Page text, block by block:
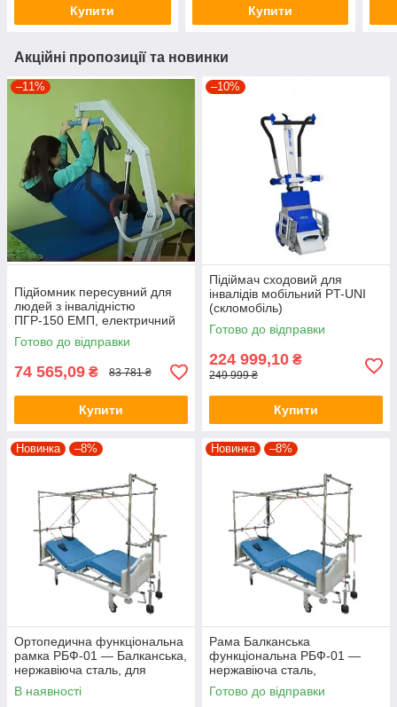
Купити Купити
Акційні пропозиції та новинки
–11%
Підйомник пересувний для
людей з інвалідністю
ПГР-150 ЕМП, електричний
привід, Норма Трейд
Готово до відправки
74 565,09 ₴ 83 781 ₴
Купити
–10%
Підіймач сходовий для
інвалідів мобільний PT-UNI
(скломобіль)
Готово до відправки
224 999,10 ₴
249 999 ₴
Купити
Новинка –8%
Ортопедична функціональна
рамка РБФ-01 — Балканська,
нержавіюча сталь, для
силових та реабілітаційних
вправ
В наявності
Новинка –8%
Рама Балканська
функціональна РБФ-01 —
нержавіюча сталь,
регульована, Ортопед
Готово до відправки